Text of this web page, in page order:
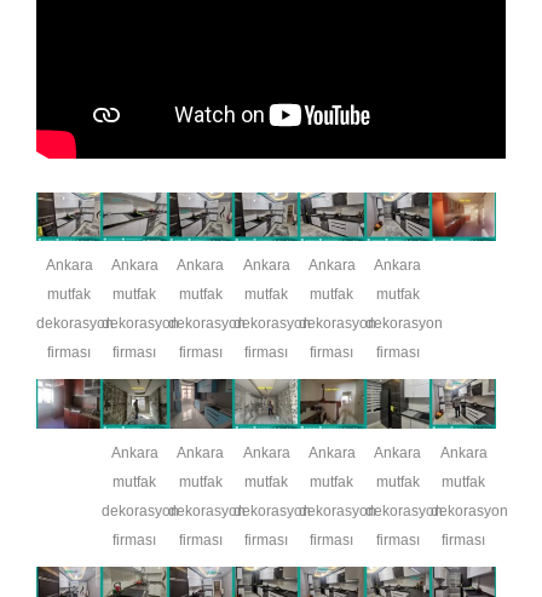
Ankara
mutfak
dekorasyon
firması
Ankara
mutfak
dekorasyon
firması
Ankara
mutfak
dekorasyon
firması
Ankara
mutfak
dekorasyon
firması
Ankara
mutfak
dekorasyon
firması
Ankara
mutfak
dekorasyon
firması
Ankara
mutfak
dekorasyon
firması
Ankara
mutfak
dekorasyon
firması
Ankara
mutfak
dekorasyon
firması
Ankara
mutfak
dekorasyon
firması
Ankara
mutfak
dekorasyon
firması
Ankara
mutfak
dekorasyon
firması